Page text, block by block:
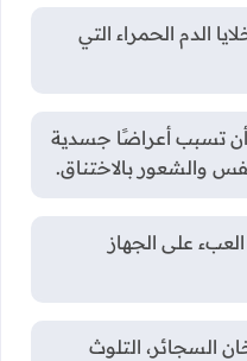
الدم الحمراء التي
تسبب أعراضًا جسدية
والشعور بالاختناق.
على الجهاز
السجائر، التلوث